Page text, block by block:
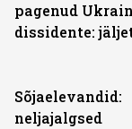
pagenud
dissidente:
Sõjaelevandid:
neljajalgsed